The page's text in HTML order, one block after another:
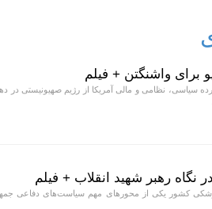
برای واشنگتن + فیلم
سیاسی، نظامی و مالی آمریکا از رژیم صهیونیستی در
نگاه رهبر شهید انقلاب + فیلم
کشور یکی از محورهای مهم سیاست‌های دفاعی